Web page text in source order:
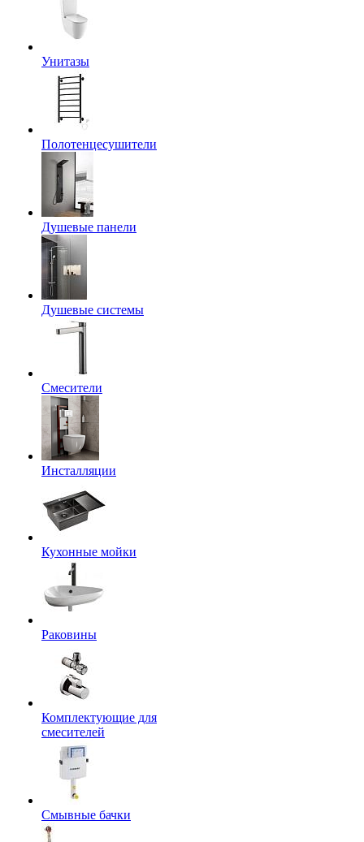
Унитазы
Полотенцесушители
Душевые панели
Душевые системы
Смесители
Инсталляции
Кухонные мойки
Раковины
Комплектующие для
смесителей
Смывные бачки